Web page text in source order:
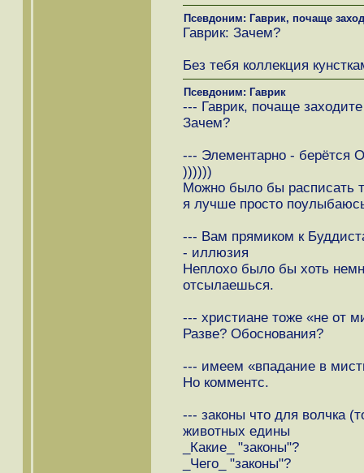
Псевдоним: Гаврик, почаще
Гаврик: Зачем?
Без тебя коллекция
Псевдоним: Гаврик
--- Гаврик, почаще
Зачем?
--- Элементарно -
))))))
Можно было бы расписать
я лучше просто
--- Вам прямиком к
- иллюзия
Неплохо было бы хоть
отсылаешься.
--- христиане тоже «не от
Разве? Обоснования?
--- имеем «впадание в
Но комментс.
--- законы что для волчка
животных едины
_Какие_ "законы"?
_Чего_ "законы"?